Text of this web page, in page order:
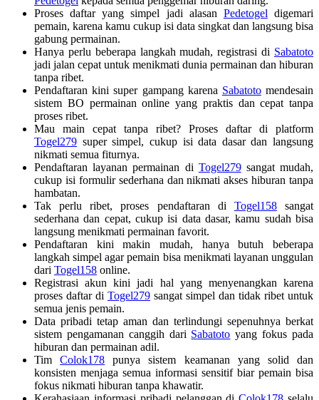
Proses daftar yang simpel jadi alasan Pedetogel digemari
pemain, karena kamu cukup isi data singkat dan langsung bisa
gabung permainan.
Hanya perlu beberapa langkah mudah, registrasi di Sabatoto
jadi jalan cepat untuk menikmati dunia permainan dan hiburan
tanpa ribet.
Pendaftaran kini super gampang karena Sabatotomendesain
sistem BO permainan online yang praktis dan cepat tanpa
proses ribet.
Mau main cepat tanpa ribet? Proses daftar di platform
Togel279 super simpel, cukup isi data dasar dan langsung
nikmati semua fiturnya.
Pendaftaran layanan permainan di Togel279sangat mudah,
cukup isi formulir sederhana dan nikmati akses hiburan tanpa
hambatan.
Tak perlu ribet, proses pendaftaran di Togel158sangat
sederhana dan cepat, cukup isi data dasar, kamu sudah bisa
langsung menikmati permainan favorit.
Pendaftaran kini makin mudah, hanya butuh beberapa
langkah simpel agar pemain bisa menikmati layanan unggulan
dari Togel158 online.
Registrasi akun kini jadi hal yang menyenangkan karena
proses daftar di Togel279 sangat simpel dan tidak ribet untuk
semua jenis pemain.
Data pribadi tetap aman dan terlindungi sepenuhnya berkat
sistem pengamanan canggih dari Sabatoto yang fokus pada
hiburan dan permainan adil.
TimColok178 punya sistem keamanan yang solid dan
konsisten menjaga semua informasi sensitif biar pemain bisa
fokus nikmati hiburan tanpa khawatir.